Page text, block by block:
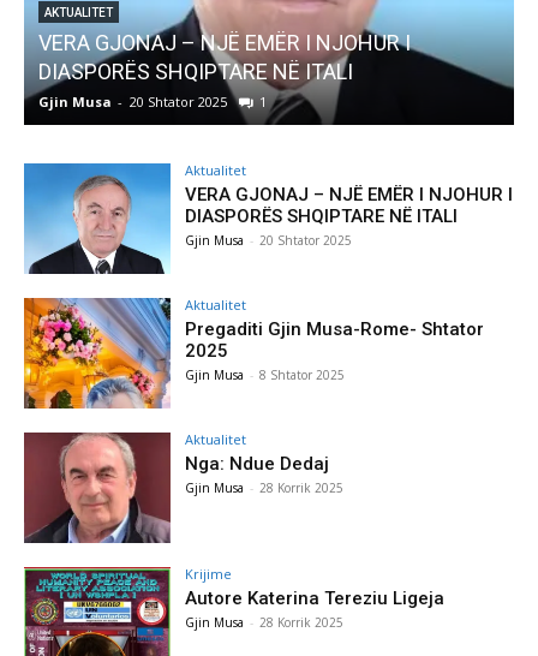
AKTUALITET
VERA GJONAJ – NJË EMËR I NJOHUR I
DIASPORËS SHQIPTARE NË ITALI
Gjin Musa - 20 Shtator 2025 1
Aktualitet
VERA GJONAJ – NJË EMËR I NJOHUR I
DIASPORËS SHQIPTARE NË ITALI
Gjin Musa - 20 Shtator 2025
Aktualitet
Pregaditi Gjin Musa-Rome- Shtator
2025
Gjin Musa - 8 Shtator 2025
Aktualitet
Nga: Ndue Dedaj
Gjin Musa - 28 Korrik 2025
Krijime
Autore Katerina Tereziu Ligeja
Gjin Musa - 28 Korrik 2025